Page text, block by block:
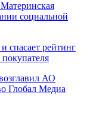
социальной
спасает рейтинг
покупателя
АО
Глобал Медиа